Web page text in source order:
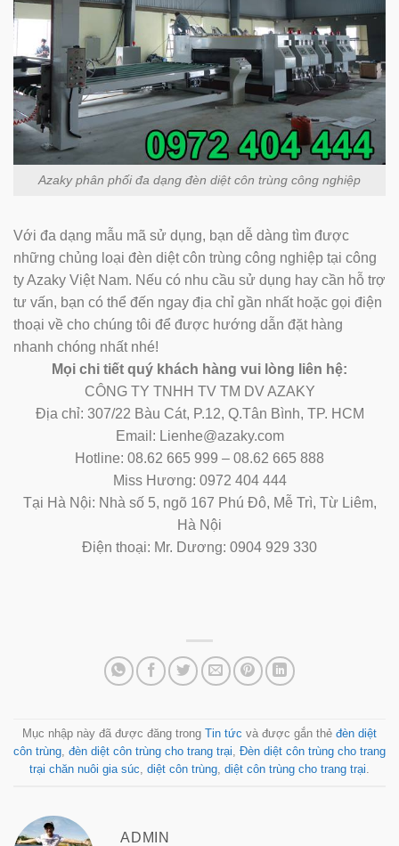
Azaky phân phối đa dạng đèn diệt côn trùng công nghiệp
Với đa dạng mẫu mã sử dụng, bạn dễ dàng tìm được
những chủng loại đèn diệt côn trùng công nghiệp tại công
ty Azaky Việt Nam. Nếu có nhu cầu sử dụng hay cần hỗ trợ
tư vấn, bạn có thể đến ngay địa chỉ gần nhất hoặc gọi điện
thoại về cho chúng tôi để được hướng dẫn đặt hàng
nhanh chóng nhất nhé!
Mọi chi tiết quý khách hàng vui lòng liên hệ:
CÔNG TY TNHH TV TM DV AZAKY
Địa chỉ: 307/22 Bàu Cát, P.12, Q.Tân Bình, TP. HCM
Email: Lienhe@azaky.com
Hotline: 08.62 665 999 – 08.62 665 888
Miss Hương: 0972 404 444
Tại Hà Nội: Nhà số 5, ngõ 167 Phú Đô, Mễ Trì, Từ Liêm,
Hà Nội
Điện thoại: Mr. Dương: 0904 929 330
Mục nhập này đã được đăng trong Tin tức và được gắn thẻ đèn diệt
côn trùng, đèn diệt côn trùng cho trang trại, Đèn diệt côn trùng cho trang
trại chăn nuôi gia súc, diệt côn trùng, diệt côn trùng cho trang trại.
ADMIN